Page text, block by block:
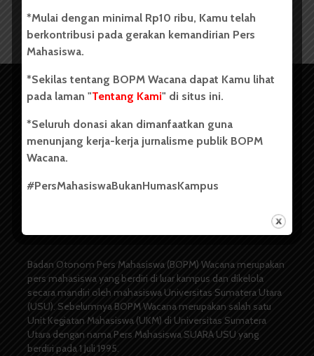
Badan Otonom Pers Mahasiswa (BOPM) Wacana merupakan
pers mahasiswa yang berdiri di luar kampus dan dikelola
secara mandiri oleh mahasiswa Universitas Sumatera Utara
(USU). Sebelumnya BOPM Wacana merupakan salah satu
Unit Kegiatan Mahasiswa (UKM) di Universitas Sumatera
Utara dengan nama Pers Mahasiswa SUARA USU yang
berdiri pada 1 Juli 1995.
*Mulai dengan minimal Rp10 ribu, Kamu telah
berkontribusi pada gerakan kemandirian Pers
Mahasiswa.
*Sekilas tentang BOPM Wacana dapat Kamu lihat
pada laman "Tentang Kami" di situs ini.
*Seluruh donasi akan dimanfaatkan guna
menunjang kerja-kerja jurnalisme publik BOPM
Wacana.
#PersMahasiswaBukanHumasKampus